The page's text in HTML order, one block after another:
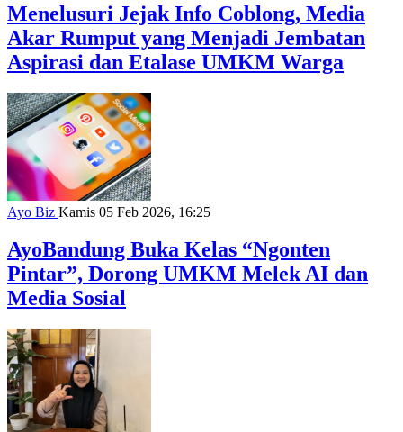
Menelusuri Jejak Info Coblong, Media
Akar Rumput yang Menjadi Jembatan
Aspirasi dan Etalase UMKM Warga
Ayo Biz Kamis 05 Feb 2026, 16:25
AyoBandung Buka Kelas “Ngonten
Pintar”, Dorong UMKM Melek AI dan
Media Sosial